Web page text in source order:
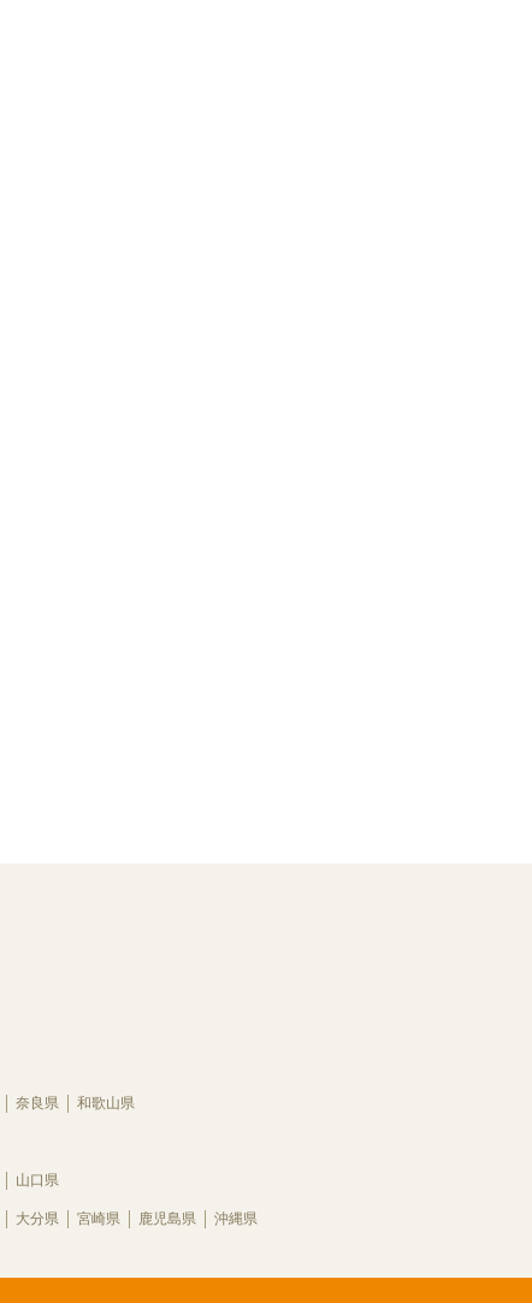
奈良県 和歌山県
山口県
大分県 宮崎県 鹿児島県 沖縄県